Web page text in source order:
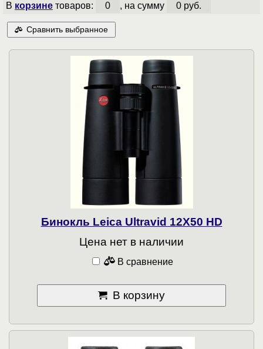
В корзинетоваров: 0 , на сумму 0 руб.
Сравнить выбранное
Бинокль Leica Ultravid 12X50 HD
Цена нет в наличии
В сравнение
В корзину